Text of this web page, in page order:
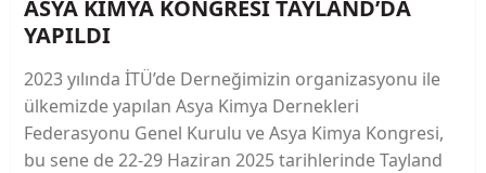
ASYA KİMYA KONGRESİ TAYLAND’DA
YAPILDI
2023 yılında İTÜ’de Derneğimizin organizasyonu ile
ülkemizde yapılan Asya Kimya Dernekleri
Federasyonu Genel Kurulu ve Asya Kimya Kongresi,
bu sene de 22-29 Haziran 2025 tarihlerinde Tayland